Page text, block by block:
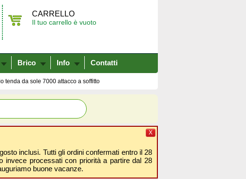
CARRELLO
Il tuo carrello è vuoto
Brico Info Contatti
tenda da sole 7000 attacco a soffitto
inclusi. Tutti gli ordini confermati entro il 28
invece processati con priorità a partire dal 28
buone vacanze.
X